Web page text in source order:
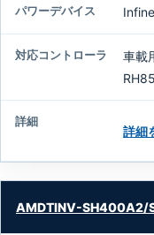
出
力
ン
車載
詳細
AMDTINV-SH400A2/